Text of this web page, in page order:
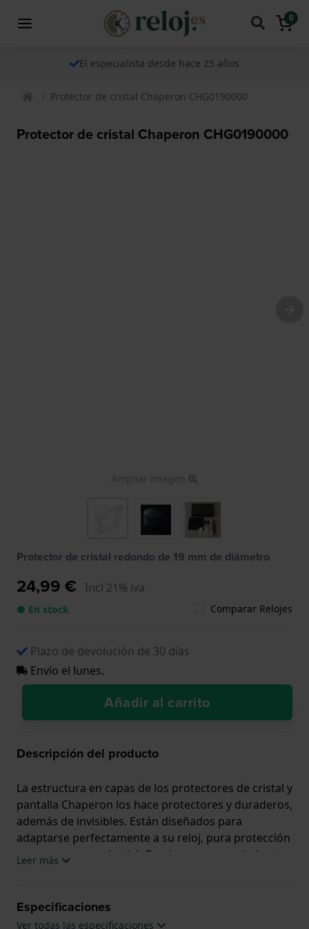
0
El especialista desde hace 25 años
Protector de cristal Chaperon CHG0190000
Protector de cristal Chaperon CHG0190000
Ampliar imagen
Protector de cristal redondo de 19 mm de diámetro
24,99 € Incl 21% iva
● En stock Comparar Relojes
Plazo de devolución de 30 días
Envío el lunes.
Añadir al carrito
Descripción del producto
La estructura en capas de los protectores de cristal y
pantalla Chaperon los hace protectores y duraderos,
además de invisibles. Están diseñados para
adaptarse perfectamente a su reloj, pura protección
como una segunda piel. Gracias a su revestimiento
rayos UV.
Leer más
Especificaciones
Ver todas las especificaciones